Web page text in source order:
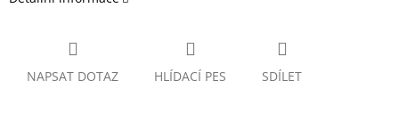
NAPSAT DOTAZ HLÍDACÍ PES SDÍLET